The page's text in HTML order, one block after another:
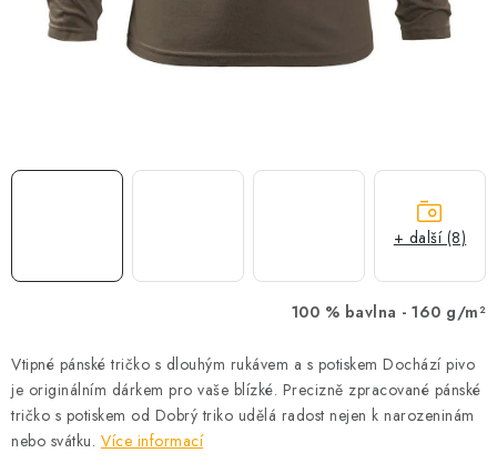
O nás Časté otázky
Doprava a platba
100 % bavlna - 160 g/m²
Vtipné pánské tričko s dlouhým rukávem a s potiskem Dochází pivo
je originálním dárkem pro vaše blízké. Precizně zpracované pánské
tričko s potiskem od Dobrý triko udělá radost nejen k narozeninám
nebo svátku. Více informací
+ další (8)